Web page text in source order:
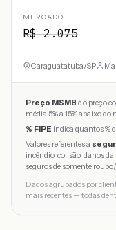
MERCADO
R$2.075
Caraguatatuba/SP
Preço MSMB é o preço
média 5% a 15% abaixo do
% FIPE indica quantos %
Valores referentes a
incêndio, colisão, danos
seguros de somente
Dados agrupados por
mais recentes — todas